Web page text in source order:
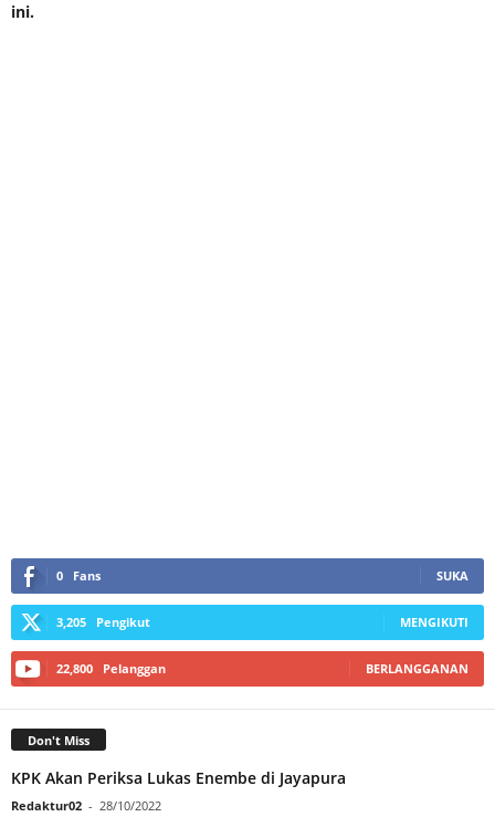
ini.
0 Fans SUKA
3,205 Pengikut MENGIKUTI
22,800 Pelanggan BERLANGGANAN
Don't Miss
KPK Akan Periksa Lukas Enembe di Jayapura
Redaktur02 - 28/10/2022